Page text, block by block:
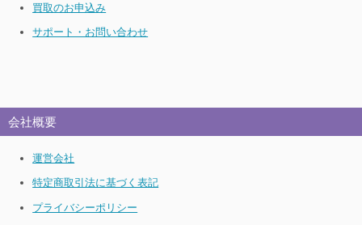
買取のお申込み
サポート・お問い合わせ
会社概要
運営会社
特定商取引法に基づく表記
プライバシーポリシー